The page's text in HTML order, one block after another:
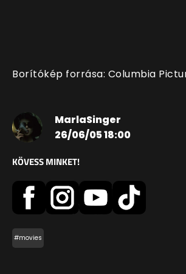
Borítókép forrása: Columbia
MarlaSinger
26/06/05 18:00
KÖVESS MINKET!
#movies